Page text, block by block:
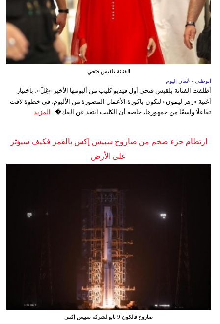
الفنانة بلقيس فتحي
أبوظبي - عُمان اليوم
أطلقت الفنانة بلقيس فتحي أول فيديو كليب من ألبومها الأخير «غِلّ»، باختيار
أغنية «زهر ليمون» لتكون باكورة الأعمال المصورة من الألبوم، في خطوة لاقت
تفاعلًا واسعًا من جمهورها، خاصة أن الكليب ابتعد عن الفك�... المزيد
ارتطام جزء ضخم من صاروخ سبيس إكس بالقمر فكيف سيؤثر
على الأرض
صاروخ فالكون 9 تابع لشركة سبيس إكس